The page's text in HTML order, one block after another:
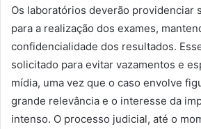
Os laboratórios deverão providenciar
para a realização dos exames,
confidencialidade dos resultados.
solicitado para evitar vazamentos e
mídia, uma vez que o caso envolve
grande relevância e o interesse da
intenso. O processo judicial, até o